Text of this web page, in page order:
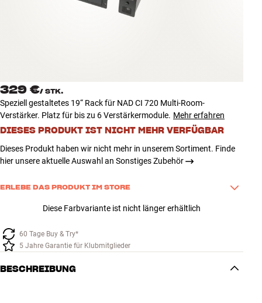
NEUHEITEN
ANGEBOTE
Store Finden
Anmelden
Bauen mit Klang
329 €/ STK.
Speziell gestaltetes 19“ Rack für NAD CI 720 Multi-Room-
Verstärker. Platz für bis zu 6 Verstärkermodule. Mehr erfahren
DIESES PRODUKT IST NICHT MEHR VERFÜGBAR
Dieses Produkt haben wir nicht mehr in unserem Sortiment. Finde
hier unsere aktuelle Auswahl an Sonstiges Zubehör
ERLEBE DAS PRODUKT IM STORE
Besuche einen unserer ausgewählten Stores, um dieses Produkt zu
welchen Stores das Produkt gerade ausgestellt ist. Nutze den Chat
auf der Website oder wende Dich an unseren Kundenservice - wir
helfen Dir gerne weiter!
Diese Farbvariante ist nicht länger erhältlich
60 Tage Buy & Try*
5 Jahre Garantie für Klubmitglieder
BESCHREIBUNG